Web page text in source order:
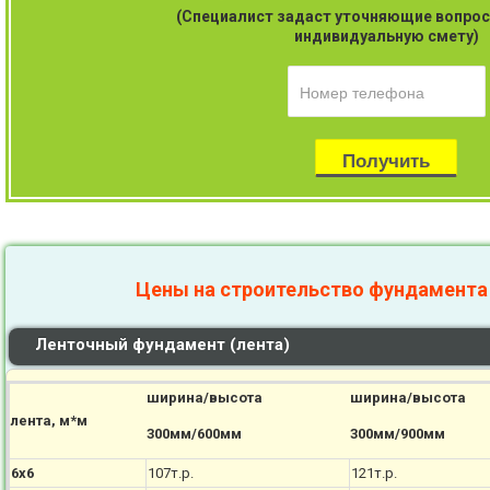
(Специалист задаст уточняющие
индивидуальную смету)
Цены на строительство
Ленточный фундамент (лента)
лента, м*м
ширина/высота
300мм/600мм
ширина/высота
300мм/900мм
6х6 107т.р. 121т.р.